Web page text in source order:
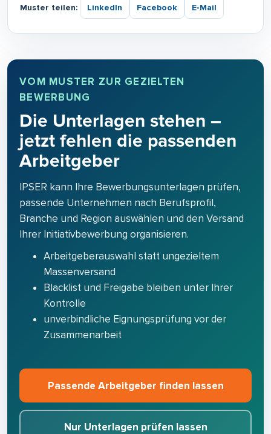
Muster teilen: LinkedIn Facebook E-Mail
VOM MUSTER ZUR GEZIELTEN
BEWERBUNG
Die Unterlagen stehen –
jetzt fehlen die passenden
Arbeitgeber
IPSER kann Ihre Bewerbungsunterlagen prüfen,
passende Unternehmen nach Berufsprofil,
Branche und Region auswählen und den Versand
Ihrer Initiativbewerbung organisieren.
Arbeitgeberauswahl statt ungezieltem
Massenversand
Blacklist und Freigabe bleiben unter Ihrer
Kontrolle
unverbindliche Eignungsprüfung vor der
Zusammenarbeit
Passende Arbeitgeber finden lassen
Nur Unterlagen prüfen lassen